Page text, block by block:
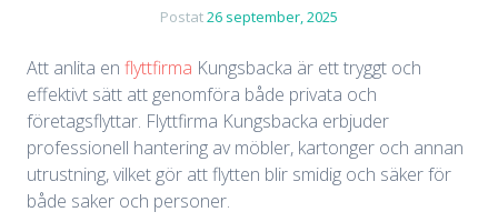
Postat26 september, 2025
Att anlita en flyttfirma Kungsbacka är ett tryggt och
effektivt sätt att genomföra både privata och
företagsflyttar. Flyttfirma Kungsbacka erbjuder
professionell hantering av möbler, kartonger och annan
utrustning, vilket gör att flytten blir smidig och säker för
både saker och personer.